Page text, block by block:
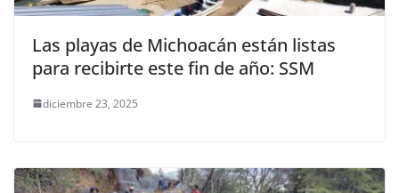
Las playas de Michoacán están listas
para recibirte este fin de año: SSM
diciembre 23, 2025